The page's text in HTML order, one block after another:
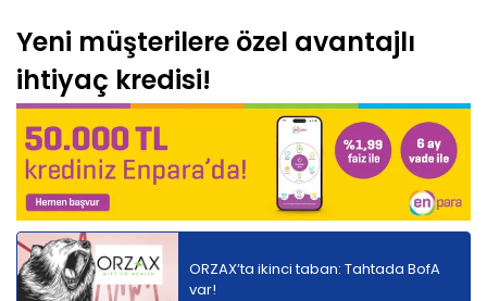
Yeni müşterilere özel avantajlı
ihtiyaç kredisi!
ORZAX’ta ikinci taban: Tahtada BofA
var!